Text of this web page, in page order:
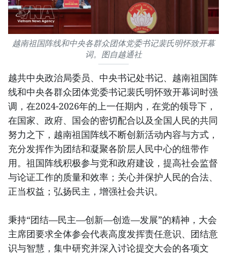
越南祖国阵线和中央各群众团体党委书记裴氏明怀致开幕
词。图自越通社
越共中央政治局委员、中央书记处书记、越南祖国阵
线和中央各群众团体党委书记裴氏明怀致开幕词时强
调，在2024-2026年的上一任期内，在党的领导下，
在国家、政府、国会的密切配合以及全国人民的共同
努力之下，越南祖国阵线不断创新活动内容与方式，
充分发挥作为团结和凝聚各阶层人民中心的纽带作
用。祖国阵线积极参与党和政府建设，提高社会监督
与论证工作的质量和效率；关心并保护人民的合法、
正当权益；弘扬民主，增强社会共识。
秉持“团结—民主—创新—创造—发展”的精神，大会
主席团要求全体参会代表高度发挥责任意识、团结意
识与智慧，集中研究并深入讨论提交大会的各项文